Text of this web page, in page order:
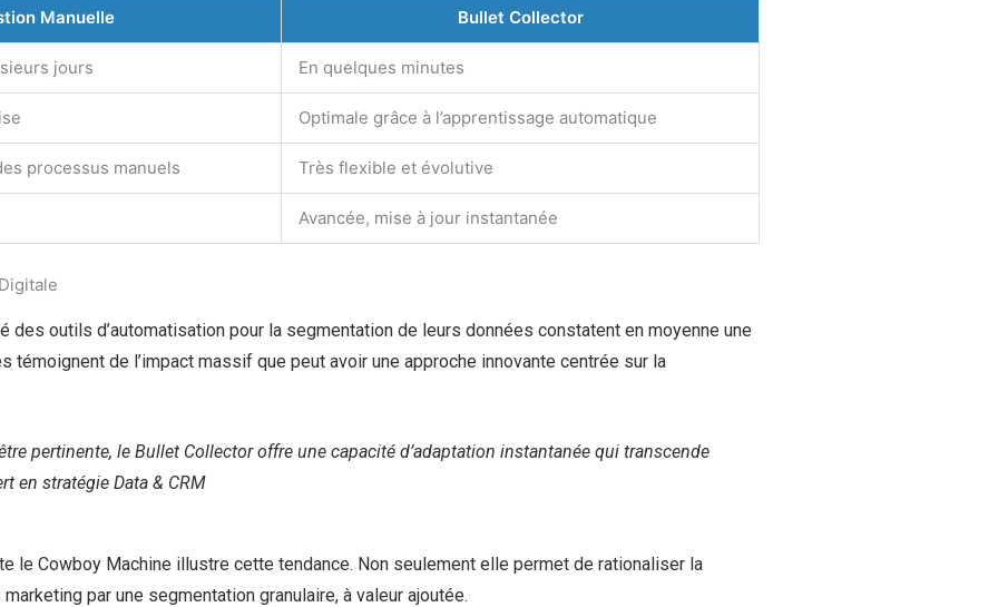
Manuelle Bullet Collector
jours En quelques minutes
Optimale grâce à l’apprentissage automatique
processus manuels Très flexible et évolutive
Avancée, mise à jour instantanée
outils d’automatisation pour la segmentation de leurs données constatent en moyenne une
de l’impact massif que peut avoir une approche innovante centrée sur la
pertinente, le Bullet Collector offre une capacité d’adaptation instantanée qui transcende
en stratégie Data & CRM
le Cowboy Machine illustre cette tendance. Non seulement elle permet de rationaliser la
par une segmentation granulaire, à valeur ajoutée.